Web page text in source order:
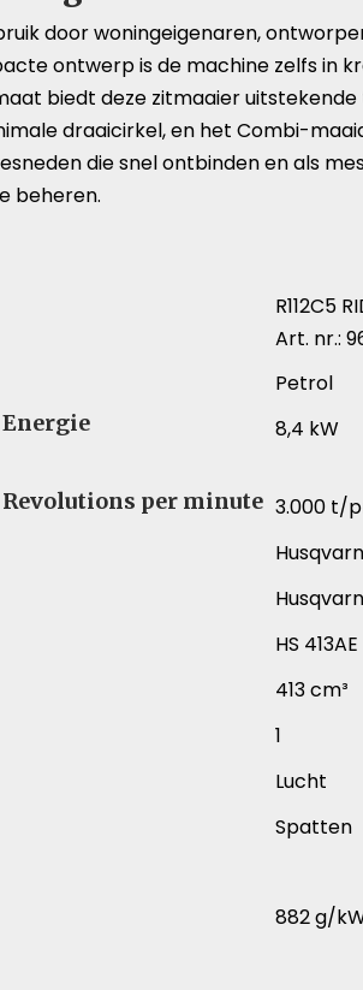
door woningeigenaren,
ontwerp is de machine zelfs in
biedt deze zitmaaier
draaicirkel, en het Combi-
die snel ontbinden en als
beheren.
R112C5
Art. nr.:
Petrol
8,4 kW
per minute 3.000 t/
HS 413AE
413 cm³
1
Lucht
Spatten
882 g/